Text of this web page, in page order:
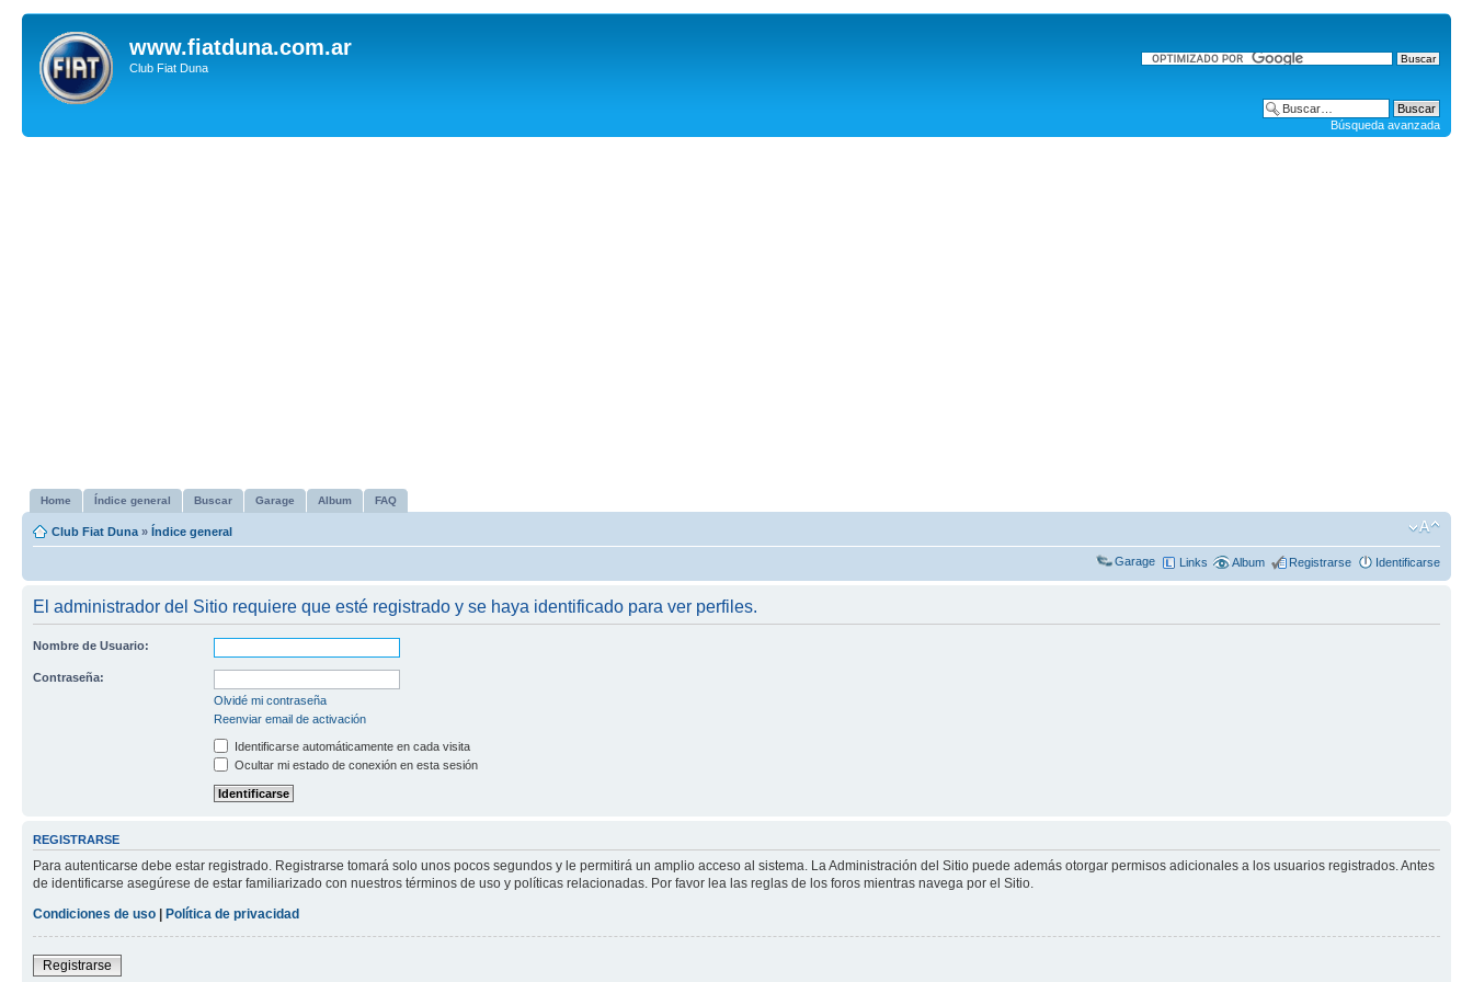
www.fiatduna.com.ar
Club Fiat Duna
Búsqueda avanzada
Home Índice general Buscar Garage Album FAQ
Club Fiat Duna » Índice general
Garage Links Album Registrarse Identificarse
El administrador del Sitio requiere que esté registrado y se haya identificado para ver perfiles.
Nombre de Usuario:
Contraseña:
Olvidé mi contraseña
Reenviar email de activación
Identificarse automáticamente en cada visita
Ocultar mi estado de conexión en esta sesión
REGISTRARSE
Para autenticarse debe estar registrado. Registrarse tomará solo unos pocos segundos y le permitirá un amplio acceso al sistema. La Administración del Sitio puede además otorgar permisos adicionales a los usuarios registrados. Antes
de identificarse asegúrese de estar familiarizado con nuestros términos de uso y políticas relacionadas. Por favor lea las reglas de los foros mientras navega por el Sitio.
Condiciones de uso | Política de privacidad
Registrarse